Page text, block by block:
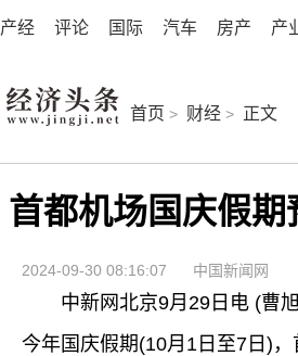
产经 评论 国际 汽车 房产 产
首页 > 财经 > 正文
首都机场国庆假
2024-09-30 08:16:07 中国新闻网
中新网北京9月29日电 (曹
今年国庆假期(10月1日至7日)